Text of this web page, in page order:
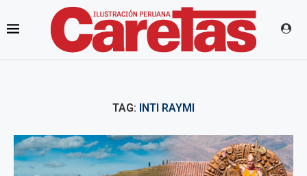
TAG: INTI RAYMI